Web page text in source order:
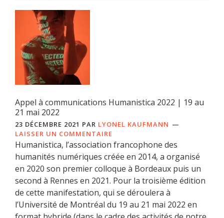
Appel à communications Humanistica 2022 | 19 au
21 mai 2022
23 DÉCEMBRE 2021 PAR LYONEL KAUFMANN
LAISSER UN COMMENTAIRE
Humanistica, l’association francophone des
humanités numériques créée en 2014, a organisé
en 2020 son premier colloque à Bordeaux puis un
second à Rennes en 2021. Pour la troisième édition
de cette manifestation, qui se déroulera à
l’Université de Montréal du 19 au 21 mai 2022 en